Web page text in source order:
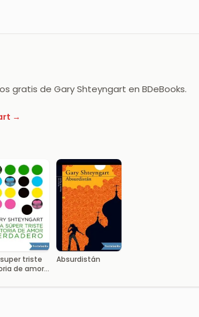
gratis de Gary Shteyngart en BDeBooks.
→
triste
de amor
Absurdistán